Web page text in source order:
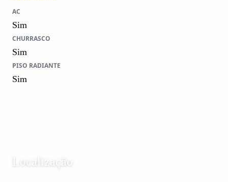
AC
Sim
CHURRASCO
Sim
PISO RADIANTE
Sim
Localização